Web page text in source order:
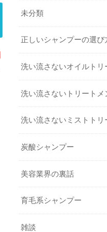
未分類
正しいシャンプーの選び
洗い流さないオイルトリ
洗い流さないトリートメ
洗い流さないミストトリ
炭酸シャンプー
美容業界の裏話
育毛系シャンプー
雑談